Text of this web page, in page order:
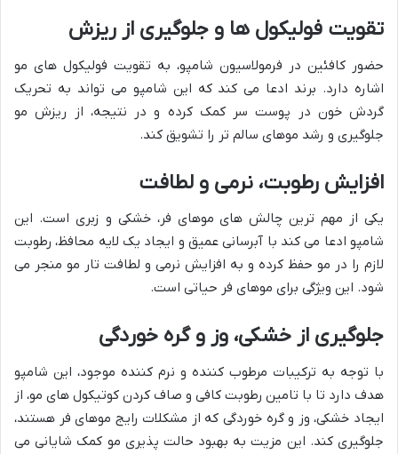
تقویت فولیکول ها و جلوگیری از ریزش
حضور کافئین در فرمولاسیون شامپو، به تقویت فولیکول های مو
اشاره دارد. برند ادعا می کند که این شامپو می تواند به تحریک
گردش خون در پوست سر کمک کرده و در نتیجه، از ریزش مو
جلوگیری و رشد موهای سالم تر را تشویق کند.
افزایش رطوبت، نرمی و لطافت
یکی از مهم ترین چالش های موهای فر، خشکی و زبری است. این
شامپو ادعا می کند با آبرسانی عمیق و ایجاد یک لایه محافظ، رطوبت
لازم را در مو حفظ کرده و به افزایش نرمی و لطافت تار مو منجر می
شود. این ویژگی برای موهای فر حیاتی است.
جلوگیری از خشکی، وز و گره خوردگی
با توجه به ترکیبات مرطوب کننده و نرم کننده موجود، این شامپو
هدف دارد تا با تامین رطوبت کافی و صاف کردن کوتیکول های مو، از
ایجاد خشکی، وز و گره خوردگی که از مشکلات رایج موهای فر هستند،
جلوگیری کند. این مزیت به بهبود حالت پذیری مو کمک شایانی می